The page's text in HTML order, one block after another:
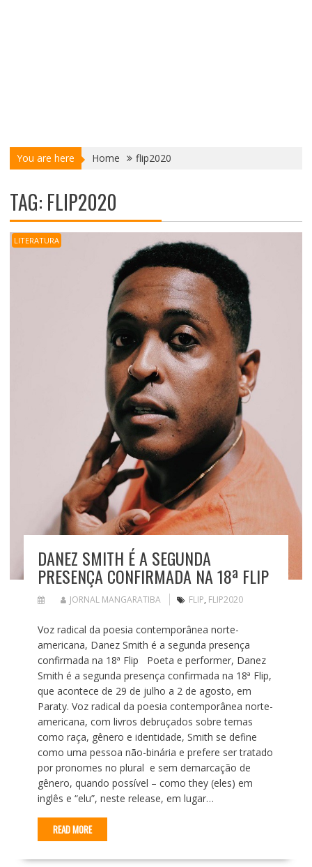
You are here Home flip2020
TAG: FLIP2020
LITERATURA
DANEZ SMITH É A SEGUNDA
PRESENÇA CONFIRMADA NA 18ª FLIP
JORNAL MANGARATIBA FLIP, FLIP2020
Voz radical da poesia contemporânea norte-
americana, Danez Smith é a segunda presença
confirmada na 18ª Flip Poeta e performer, Danez
Smith é a segunda presença confirmada na 18ª Flip,
que acontece de 29 de julho a 2 de agosto, em
Paraty. Voz radical da poesia contemporânea norte-
americana, com livros debruçados sobre temas
como raça, gênero e identidade, Smith se define
como uma pessoa não-binária e prefere ser tratado
por pronomes no plural e sem demarcação de
gênero, quando possível – como they (eles) em
inglês e “elu”, neste release, em lugar…
READ MORE